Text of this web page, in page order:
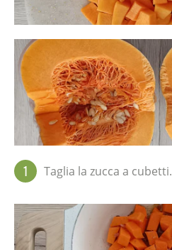
1 Taglia la zucca a cubetti.